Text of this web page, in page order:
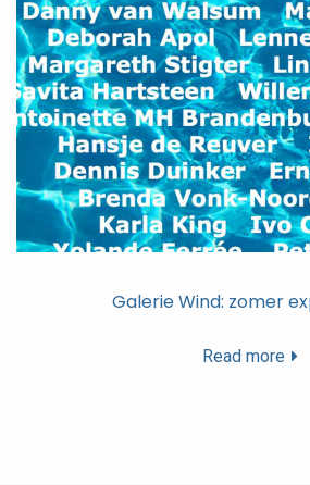
Galerie Wind: zomer
Read more